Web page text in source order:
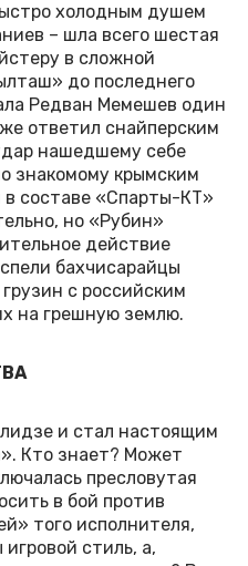
холодным душем
– шла всего шестая
в сложной
до последнего
Редван Мемешев один
ответил снайперским
нашедшему себе
знакомому крымским
в составе «Спарты-КТ»
но «Рубин»
действие
бахчисарайцы
с российским
на грешную землю.
и стал настоящим
Кто знает? Может
пресловутая
в бой против
того исполнителя,
стиль, а,